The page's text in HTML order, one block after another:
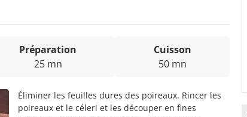
Préparation
25 mn
Cuisson
50 mn
Éliminer les feuilles dures des poireaux. Rincer les
poireaux et le céleri et les découper en fines